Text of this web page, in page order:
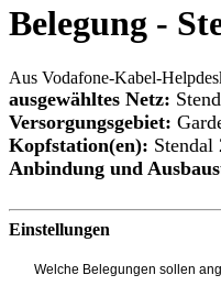
Belegung -
Aus Vodafone-Kabel-
ausgewähltes Netz:
Versorgungsgebiet:
Kopfstation(en): Stendal
Anbindung und
Einstellungen
Welche Belegungen sollen